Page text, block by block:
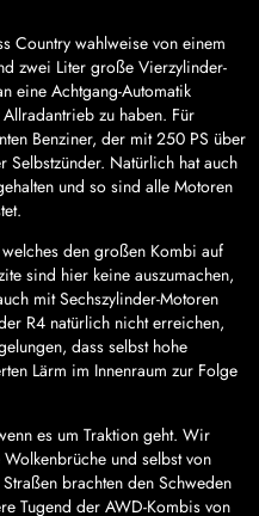
Country wahlweise von einem
zwei Liter große Vierzylinder-
eine Achtgang-Automatik
zu haben. Für
Benziner, der mit 250 PS über
Natürlich hat auch
und so sind alle Motoren
den großen Kombi auf
sind hier keine auszumachen,
mit Sechszylinder-Motoren
R4 natürlich nicht erreichen,
dass selbst hohe
Lärm im Innenraum zur Folge
es um Traktion geht. Wir
und selbst von
brachten den Schweden
Tugend der AWD-Kombis von